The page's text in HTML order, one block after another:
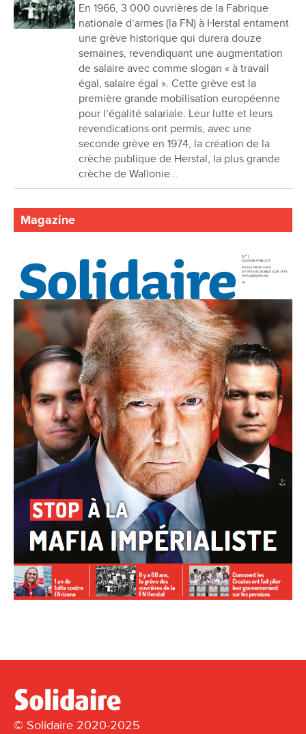
En 1966, 3 000 ouvrières de la Fabrique
nationale d’armes (la FN) à Herstal entament
une grève historique qui durera douze
semaines, revendiquant une augmentation
de salaire avec comme slogan « à travail
égal, salaire égal ». Cette grève est la
première grande mobilisation européenne
pour l’égalité salariale. Leur lutte et leurs
revendications ont permis, avec une
seconde grève en 1974, la création de la
crèche publique de Herstal, la plus grande
crèche de Wallonie…
Magazine
© Solidaire 2020-2025